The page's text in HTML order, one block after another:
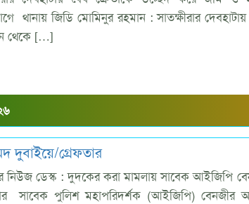
থানায় জিডি মোমিনুর রহমান : সাতক্ষীরার
থেকে […]
দুবাইয়ে/গ্রেফতার
নিউজ ডেস্ক : দুদকের করা মামলায় সাবেক আইজিপি
সাবেক পুলিশ মহাপরিদর্শক (আইজিপি) বেনজীর